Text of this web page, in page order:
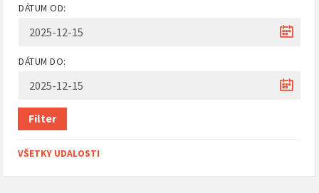
DÁTUM OD:
DÁTUM DO:
Filter
VŠETKY UDALOSTI